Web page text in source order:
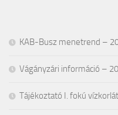
KAB-Busz menetrend –
Vágányzári információ –
Tájékoztató I. fokú